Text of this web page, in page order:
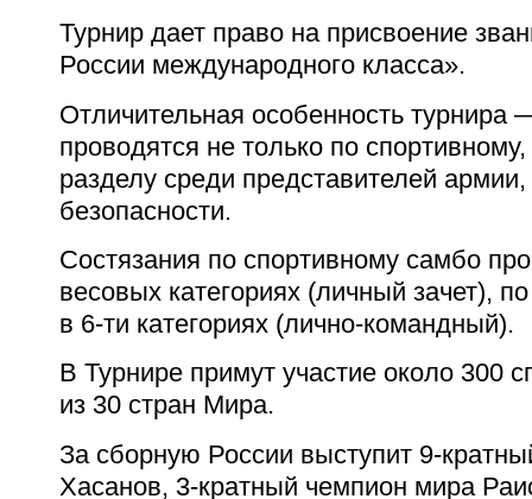
Турнир дает право на присвоение
России международного класса».
Отличительная особенность турнира
проводятся не только по
разделу среди представителей
безопасности.
Состязания по спортивному самбо
весовых категориях (личный зачет),
в 6-ти категориях (лично-командный).
В Турнире примут участие около 300
из 30 стран Мира.
За сборную России выступит 9-
Хасанов, 3-кратный чемпион мира